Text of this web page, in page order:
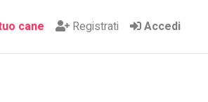
cane Registrati Accedi